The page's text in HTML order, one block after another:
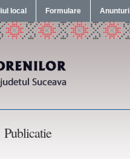
local Formulare Anunturi
Publicatie